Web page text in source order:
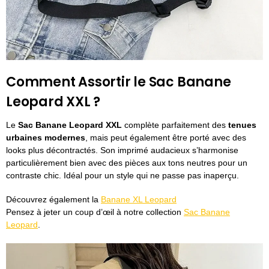
Comment Assortir le Sac Banane
Leopard XXL ?
Le Sac Banane Leopard XXL complète parfaitement des tenues
urbaines modernes , mais peut également être porté avec des
looks plus décontractés. Son imprimé audacieux s’harmonise
particulièrement bien avec des pièces aux tons neutres pour un
contraste chic. Idéal pour un style qui ne passe pas inaperçu.
Découvrez également la Banane XL Leopard
Pensez à jeter un coup d’œil à notre collection Sac Banane
Leopard.